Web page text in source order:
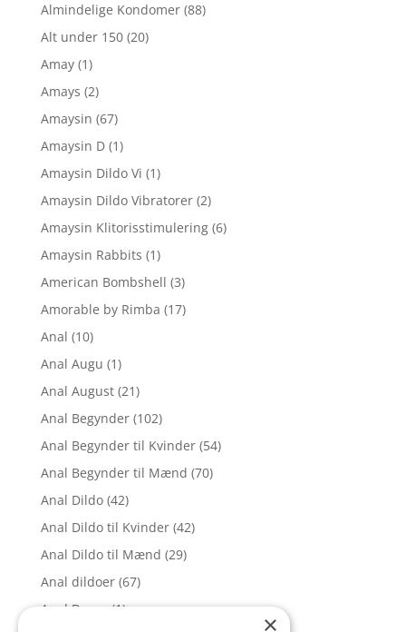
Almindelige Kondomer (88)
Alt under 150 (20)
Amay (1)
Amays (2)
Amaysin (67)
Amaysin D (1)
Amaysin Dildo Vi (1)
Amaysin Dildo Vibratorer (2)
Amaysin Klitorisstimulering (6)
Amaysin Rabbits (1)
American Bombshell (3)
Amorable by Rimba (17)
Anal (10)
Anal Augu (1)
Anal August (21)
Anal Begynder (102)
Anal Begynder til Kvinder (54)
Anal Begynder til Mænd (70)
Anal Dildo (42)
Anal Dildo til Kvinder (42)
Anal Dildo til Mænd (29)
Anal dildoer (67)
Anal Drops (1)
×